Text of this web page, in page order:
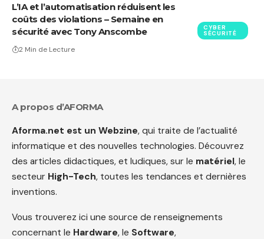
CYBER
SÉCURITÉ
L’IA et l’automatisation réduisent les
coûts des violations – Semaine en
sécurité avec Tony Anscombe
2 Min de Lecture
A propos d’AFORMA
Aforma.net est un Webzine, qui traite de l’actualité
informatique et des nouvelles technologies. Découvrez
des articles didactiques, et ludiques, sur le matériel, le
secteur High-Tech, toutes les tendances et dernières
inventions.
Vous trouverez ici une source de renseignements
concernant le Hardware, le Software,